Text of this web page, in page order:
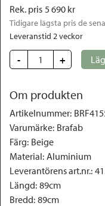
Rek. pris 5 690 kr
Tidigare lägsta pris de
Leveranstid 2 veckor
- +
Om produkten
Artikelnummer:
Varumärke: Brafab
Färg: Beige
Material: Aluminium
Leverantörens art.nr.:
Längd: 89cm
Bredd: 89cm